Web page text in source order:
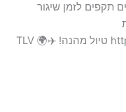
תקפים לזמן שיגור
ולכרטוסhttps://nilstravelgroup.com/inoc טיול מהנה! ✈️🌍 TLV